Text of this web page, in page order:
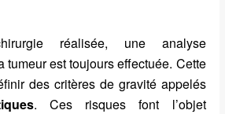
réalisée, une analyse
tumeur est toujours effectuée. Cette
des critères de gravité appelés
. Ces risques font l’objet